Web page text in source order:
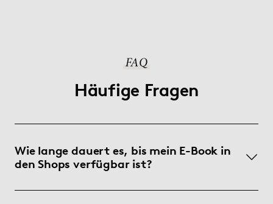
FAQ
Häufige Fragen
Wie lange dauert es, bis mein E-Book in
den Shops verfügbar ist?